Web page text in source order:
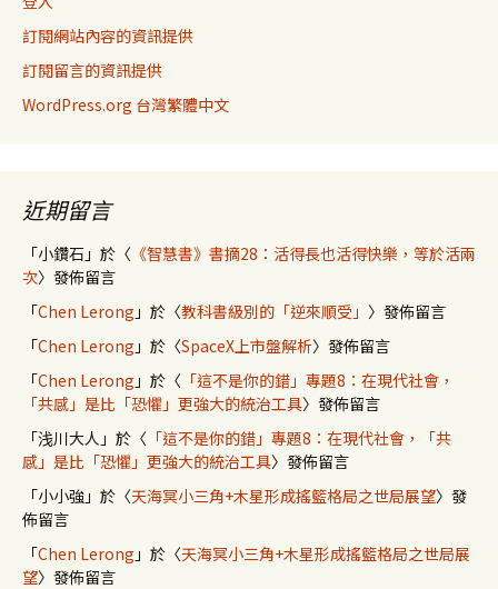
訂閱網站內容的資訊提供
訂閱留言的資訊提供
WordPress.org 台灣繁體中文
近期留言
「小鑽石 」於〈 《智慧書》書摘28：活得長也活得快樂，等於活兩
次〉發佈留言
「Chen Lerong 」於〈教科書級別的「逆來順受」 〉發佈留言
「Chen Lerong 」於〈SpaceX上市盤解析〉發佈留言
「Chen Lerong 」於〈 「這不是你的錯」專題8：在現代社會，
「共感」是比「恐懼」更強大的統治工具〉發佈留言
「浅川大人 」於〈 「這不是你的錯」專題8：在現代社會，「共
感」是比「恐懼」更強大的統治工具〉發佈留言
「小小強 」於〈天海冥小三角+木星形成搖籃格局之世局展望〉發
佈留言
「Chen Lerong 」於〈天海冥小三角+木星形成搖籃格局之世局展
望〉發佈留言